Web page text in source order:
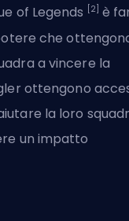
of Legends [2] è
che
a vincere la
ottengono
la loro
un impatto